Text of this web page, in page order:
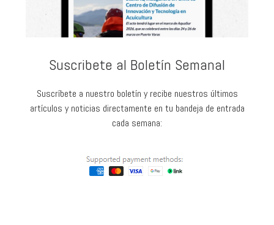
Suscribete al Boletín Semanal
Suscríbete a nuestro boletín y recibe nuestros últimos
artículos y noticias directamente en tu bandeja de entrada
cada semana: